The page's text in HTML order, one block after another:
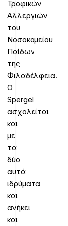
Τροφικών
Αλλεργιών
του
Νοσοκομείου
Παίδων
της
Φιλαδέλφεια.
Ο
Spergel
ασχολείται
και
με
τα
δύο
αυτά
ιδρύματα
και
ανήκει
και